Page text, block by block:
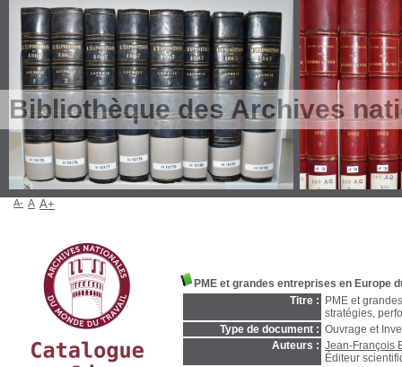
Bibliothèque des Archives
PME et grandes entreprises en Europe
Titre :
PME et
stratégies,
Type de document : Ouvrage et
Auteurs : Jean-François
Éditeur
A- A A+